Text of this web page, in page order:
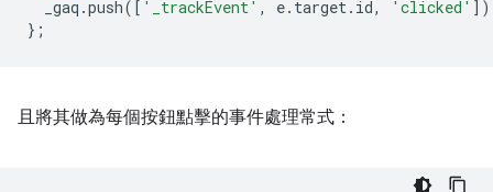
_gaq .push([ '_trackEvent' , e. target . id, 'clicked'
};
且將其做為每個按鈕點擊的事件處理常式：